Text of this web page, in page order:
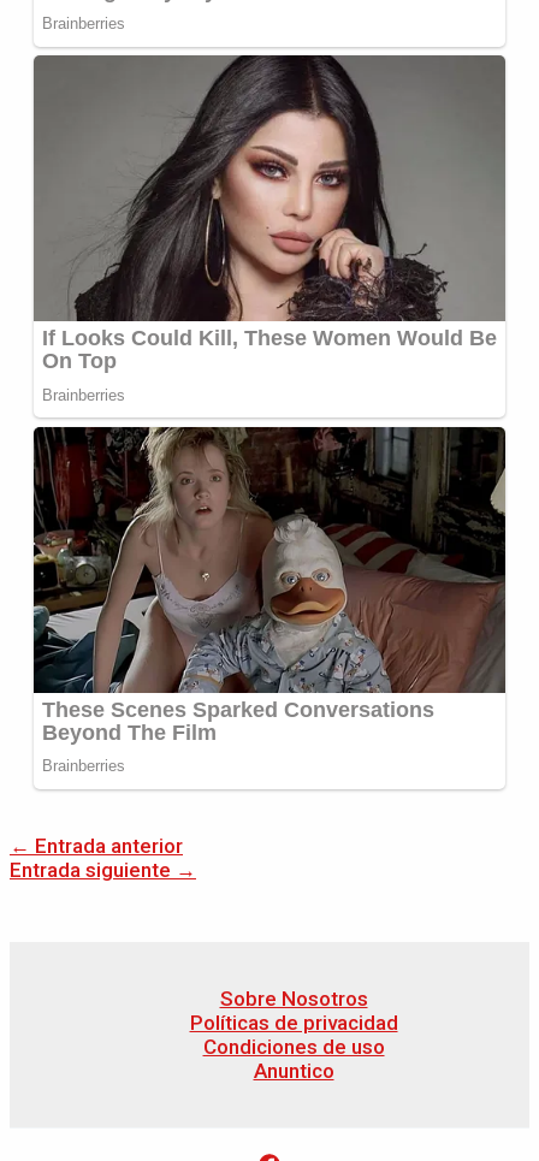
← Entrada anterior
Entrada siguiente →
Sobre Nosotros
Políticas de privacidad
Condiciones de uso
Anuntico